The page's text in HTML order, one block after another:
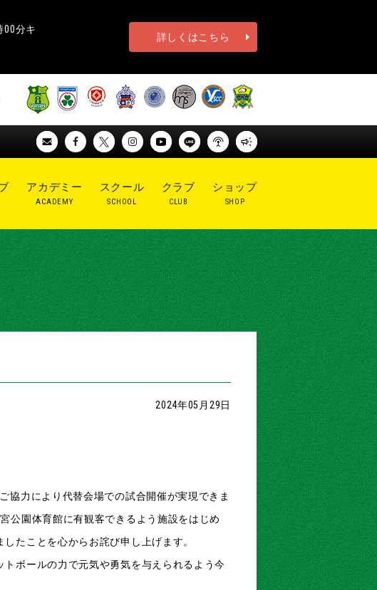
分キ
詳しくはこちら
アカデミー
ACADEMY
スクール
SCHOOL
クラブ
CLUB
ショップ
SHOP
2024年05月29日
協力により代替会場での試合開催が実現できま
公園体育館に有観客できるよう施設をはじめ
たことを心からお詫び申し上げます。
ボールの力で元気や勇気を与えられるよう今